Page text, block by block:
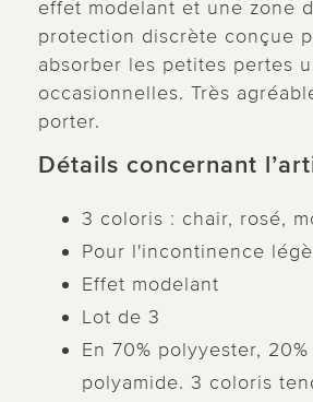
effet modelant et une zone
protection discrète conçue
absorber les petites pertes
occasionnelles. Très
porter.
Détails concernant
3 coloris : chair, rosé,
Pour l'incontinence
Effet modelant
Lot de 3
En 70% polyyester,
polyamide. 3 coloris